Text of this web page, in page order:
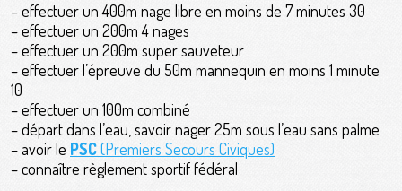
– effectuer un 400m nage libre en moins de 7 minutes 30
– effectuer un 200m 4 nages
– effectuer un 200m super sauveteur
– effectuer l’épreuve du 50m mannequin en moins 1 minute
10
– effectuer un 100m combiné
– départ dans l’eau, savoir nager 25m sous l’eau sans palme
– avoir le PSC(Premiers Secours Civiques)
– connaître règlement sportif fédéral